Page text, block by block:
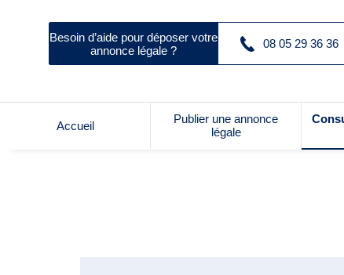
Besoin d’aide pour déposer votre
annonce légale ?
08 05 29 36 36
Accueil
Publier une annonce
légale